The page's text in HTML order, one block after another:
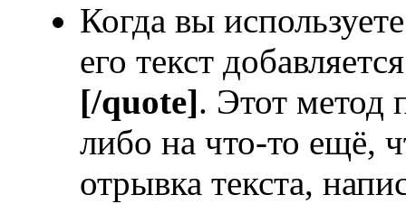
Когда вы
его текст
[/quote]. Этот метод
либо на что-то ещё,
отрывка текста,